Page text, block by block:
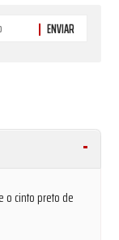
ENVIAR
o cinto preto de